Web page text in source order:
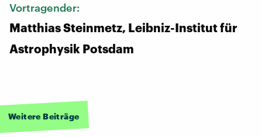
Vortragender:
Matthias Steinmetz, Leibniz-Institut für
Astrophysik Potsdam
Weitere Beiträge